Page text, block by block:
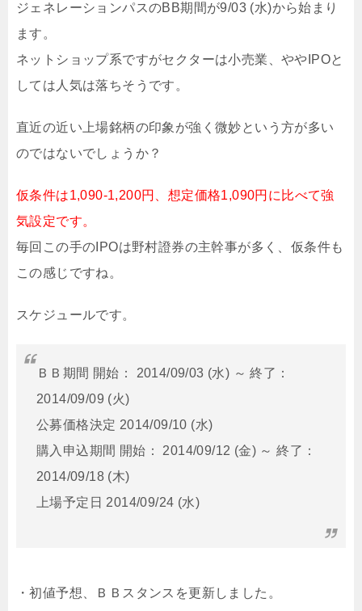
ジェネレーションパスのBB期間が9/03 (水)から始まり
ます。
ネットショップ系ですがセクターは小売業、ややIPOと
しては人気は落ちそうです。
直近の近い上場銘柄の印象が強く微妙という方が多い
のではないでしょうか？
仮条件は1,090-1,200円、想定価格1,090円に比べて強
気設定です。
毎回この手のIPOは野村證券の主幹事が多く、仮条件も
この感じですね。
スケジュールです。
ＢＢ期間 開始： 2014/09/03 (水) ～ 終了：
2014/09/09 (火)
公募価格決定 2014/09/10 (水)
購入申込期間 開始： 2014/09/12 (金) ～ 終了：
2014/09/18 (木)
上場予定日 2014/09/24 (水)
・初値予想、ＢＢスタンスを更新しました。